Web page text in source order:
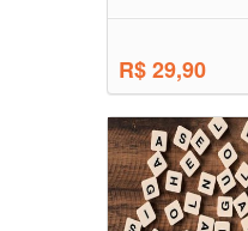
R$ 29,90